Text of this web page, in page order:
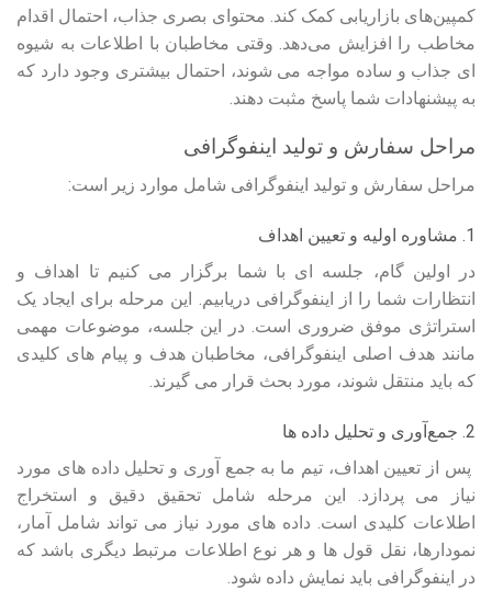
کمپین‌های بازاریابی کمک کند. محتوای بصری جذاب، احتمال اقدام
مخاطب را افزایش می‌دهد. وقتی مخاطبان با اطلاعات به شیوه‌
ای جذاب و ساده مواجه می‌ شوند، احتمال بیشتری وجود دارد که
به پیشنهادات شما پاسخ مثبت دهند.
مراحل سفارش و تولید اینفوگرافی
مراحل سفارش و تولید اینفوگرافی شامل موارد زیر است:
1. مشاوره اولیه و تعیین اهداف
در اولین گام، جلسه‌ ای با شما برگزار می‌ کنیم تا اهداف و
انتظارات شما را از اینفوگرافی دریابیم. این مرحله برای ایجاد یک
استراتژی موفق ضروری است. در این جلسه، موضوعات مهمی
مانند هدف اصلی اینفوگرافی، مخاطبان هدف و پیام‌ های کلیدی
که باید منتقل شوند، مورد بحث قرار می‌ گیرند.
2. جمع‌آوری و تحلیل داده‌ ها
پس از تعیین اهداف، تیم ما به جمع‌ آوری و تحلیل داده‌ های مورد
نیاز می‌ پردازد. این مرحله شامل تحقیق دقیق و استخراج
اطلاعات کلیدی است. داده‌ های مورد نیاز می‌ تواند شامل آمار،
نمودارها، نقل‌ قول‌ ها و هر نوع اطلاعات مرتبط دیگری باشد که
در اینفوگرافی باید نمایش داده شود.